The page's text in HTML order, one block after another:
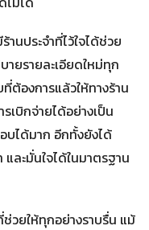
นประจำที่ไว้ใจได้ช่วย
ายรายละเอียดใหม่ทุก
ต้องการแล้วให้ทางร้าน
เบิกจ่ายได้อย่างเป็น
บได้มาก อีกทั้งยังได้
และมั่นใจได้ในมาตรฐาน
วยให้ทุกอย่างราบรื่น แม้